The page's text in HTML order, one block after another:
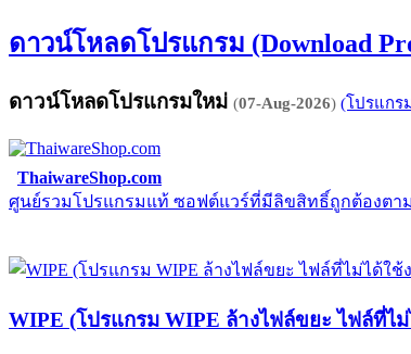
ดาวน์โหลดโปรแกรม (Download
ดาวน์โหลดโปรแกรมใหม่ (07-Aug-2026) (โปรแกร
ThaiwareShop.com
ศูนย์รวมโปรแกรมแท้ ซอฟต์แวร์ที่มีลิขสิทธิ์ถูกต้องตา
WIPE (โปรแกรม WIPE ล้างไฟล์ขยะ ไฟล์ที่ไม่